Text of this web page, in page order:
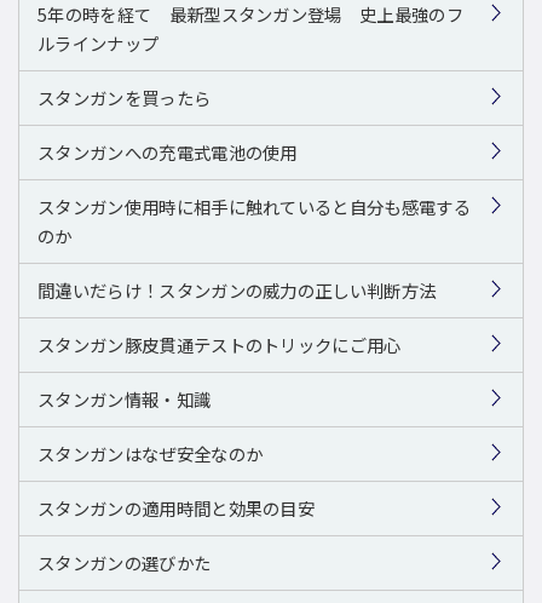
5年の時を経て 最新型スタンガン登場 史上最強のフ
ルラインナップ
スタンガンを買ったら
スタンガンへの充電式電池の使用
スタンガン使用時に相手に触れていると自分も感電する
のか
間違いだらけ！スタンガンの威力の正しい判断方法
スタンガン豚皮貫通テストのトリックにご用心
スタンガン情報・知識
スタンガンはなぜ安全なのか
スタンガンの適用時間と効果の目安
スタンガンの選びかた